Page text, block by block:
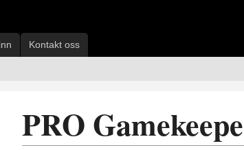
Kontakt oss
PRO